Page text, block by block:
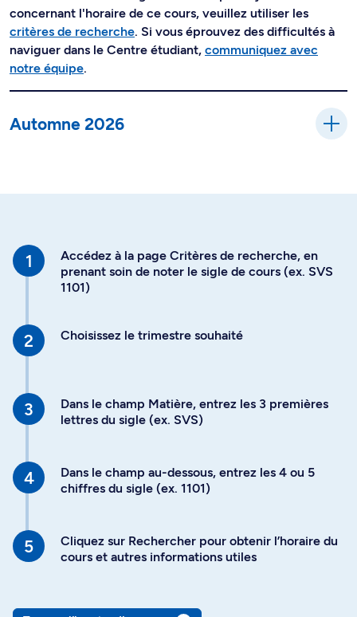
concernant l'horaire de ce cours, veuillez utiliser les
critères de recherche. Si vous éprouvez des difficultés à
naviguer dans le Centre étudiant, communiquez avec
notre équipe.
Automne 2026
Accédez à la page Critères de recherche, en
prenant soin de noter le sigle de cours (ex. SVS
1101)
Choisissez le trimestre souhaité
Dans le champ Matière, entrez les 3 premières
lettres du sigle (ex. SVS)
Dans le champ au-dessous, entrez les 4 ou 5
chiffres du sigle (ex. 1101)
Cliquez sur Rechercher pour obtenir l’horaire du
cours et autres informations utiles